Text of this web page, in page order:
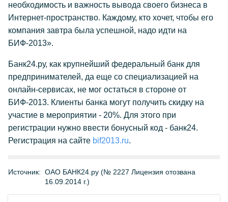
необходимость и важность вывода своего бизнеса в
Интернет-пространство. Каждому, кто хочет, чтобы его
компания завтра была успешной, надо идти на
БИФ-2013».
Банк24.ру, как крупнейший федеральный банк для
предпринимателей, да еще со специализацией на
онлайн-сервисах, не мог остаться в стороне от
БИФ-2013. Клиенты банка могут получить скидку на
участие в мероприятии - 20%. Для этого при
регистрации нужно ввести бонусный код - банк24.
Регистрация на сайте bif2013.ru.
Источник: ОАО БАНК24.ру (№ 2227 Лицензия отозвана
16.09.2014 г.)